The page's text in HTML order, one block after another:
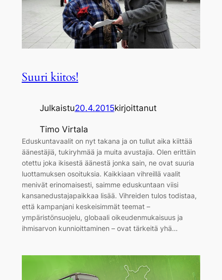
Suuri kiitos!
Julkaistu20.4.2015kirjoittanut
Timo Virtala
Eduskuntavaalit on nyt takana ja on tullut aika kiittää
äänestäjiä, tukiryhmää ja muita avustajia. Olen erittäin
otettu joka ikisestä äänestä jonka sain, ne ovat suuria
luottamuksen osoituksia. Kaikkiaan vihreillä vaalit
menivät erinomaisesti, saimme eduskuntaan viisi
kansanedustajapaikkaa lisää. Vihreiden tulos todistaa,
että kampanjani keskeisimmät teemat –
ympäristönsuojelu, globaali oikeudenmukaisuus ja
ihmisarvon kunnioittaminen – ovat tärkeitä yhä…